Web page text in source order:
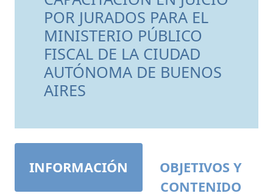
POR JURADOS PARA EL
MINISTERIO PÚBLICO
FISCAL DE LA CIUDAD
AUTÓNOMA DE BUENOS
AIRES
INFORMACIÓN
OBJETIVOS Y
CONTENIDO